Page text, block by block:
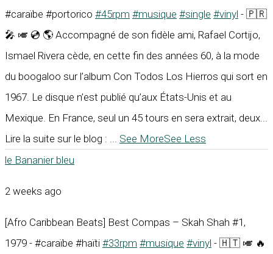
#caraïbe #portorico #45rpm #musique #single #vinyl - 🇵🇷
🎤 🎺 💿 🌎 Accompagné de son fidèle ami, Rafael Cortijo,
Ismael Rivera cède, en cette fin des années 60, à la mode
du boogaloo sur l’album Con Todos Los Hierros qui sort en
1967. Le disque n’est publié qu’aux États-Unis et au
Mexique. En France, seul un 45 tours en sera extrait, deux...
Lire la suite sur le blog :
See MoreSee Less
le Bananier bleu
2 weeks ago
[Afro Caribbean Beats] Best Compas – Skah Shah #1,
1979 - #caraïbe #haïti #33rpm #musique #vinyl - 🇭🇹 🎺 🔥